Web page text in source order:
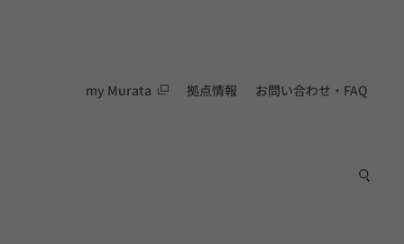
my Murata 拠点情報 お問い合わせ・FAQ